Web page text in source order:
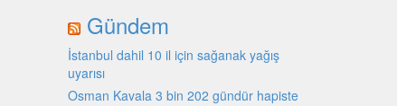
Gündem
İstanbul dahil 10 il için sağanak yağış
uyarısı
Osman Kavala 3 bin 202 gündür hapiste